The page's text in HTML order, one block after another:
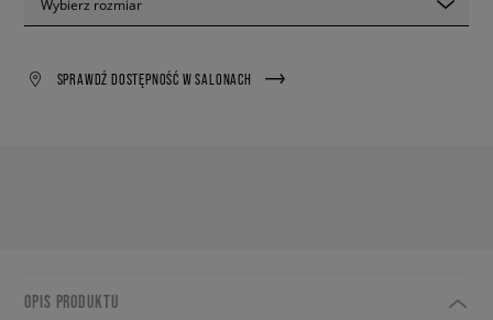
Wybierz rozmiar
SPRAWDŹ DOSTĘPNOŚĆ W SALONACH
OPIS PRODUKTU